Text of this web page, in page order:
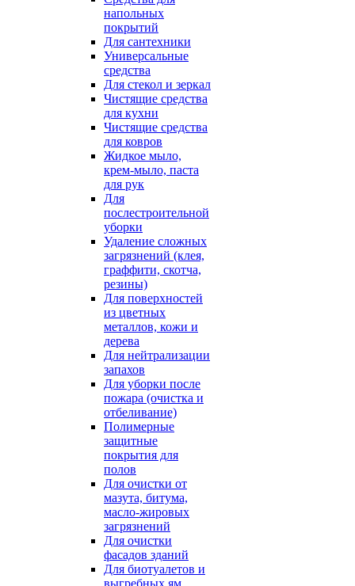
напольных
покрытий
Для сантехники
Универсальные
средства
Для стекол и зеркал
Чистящие средства
для кухни
Чистящие средства
для ковров
Жидкое мыло,
крем-мыло, паста
для рук
Для
послестроительной
уборки
Удаление сложных
загрязнений (клея,
граффити, скотча,
резины)
Для поверхностей
из цветных
металлов, кожи и
дерева
Для нейтрализации
запахов
Для уборки после
пожара (очистка и
отбеливание)
Полимерные
защитные
покрытия для
полов
Для очистки от
мазута, битума,
масло-жировых
загрязнений
Для очистки
фасадов зданий
Для биотуалетов и
выгребных ям